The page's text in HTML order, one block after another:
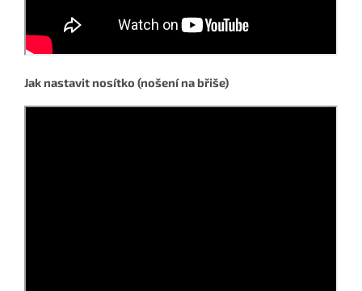
Jak nastavit nosítko (nošení na břiše)